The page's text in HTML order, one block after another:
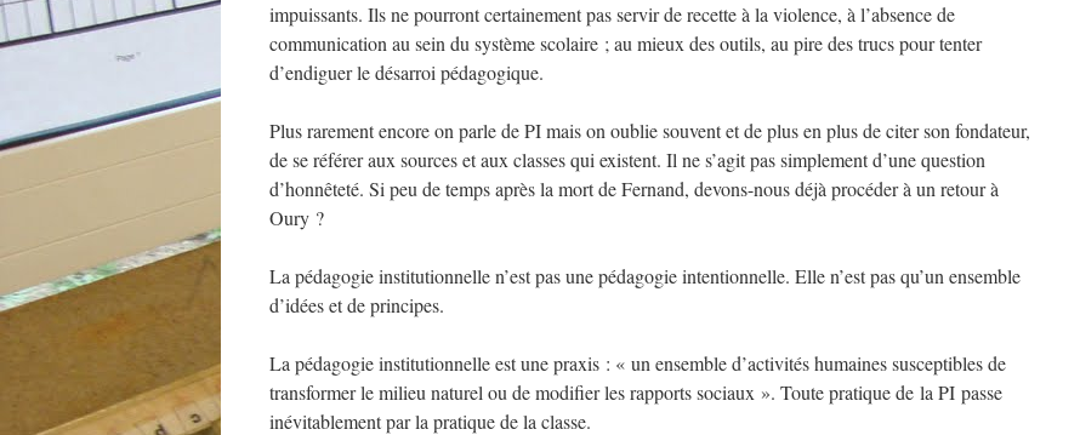
impuissants. Ils ne pourront certainement pas servir de recette à la violence, à l’absence de
communication au sein du système scolaire ; au mieux des outils, au pire des trucs pour tenter
d’endiguer le désarroi pédagogique.
Plus rarement encore on parle de PI mais on oublie souvent et de plus en plus de citer son fondateur,
de se référer aux sources et aux classes qui existent. Il ne s’agit pas simplement d’une question
d’honnêteté. Si peu de temps après la mort de Fernand, devons-nous déjà procéder à un retour à
Oury ?
La pédagogie institutionnelle n’est pas une pédagogie intentionnelle. Elle n’est pas qu’un ensemble
d’idées et de principes.
La pédagogie institutionnelle est une praxis : « un ensemble d’activités humaines susceptibles de
transformer le milieu naturel ou de modifier les rapports sociaux ». Toute pratique de la PI passe
inévitablement par la pratique de la classe.